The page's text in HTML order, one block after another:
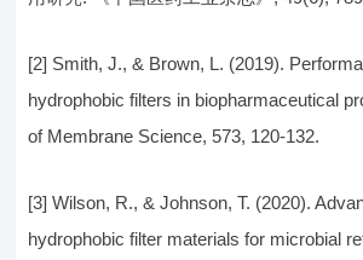
[2] Smith, J., & Brown, L. (2019).
hydrophobic filters in biopharmaceutical
of Membrane Science, 573, 120-132.
[3] Wilson, R., & Johnson, T. (2020).
hydrophobic filter materials for microbial